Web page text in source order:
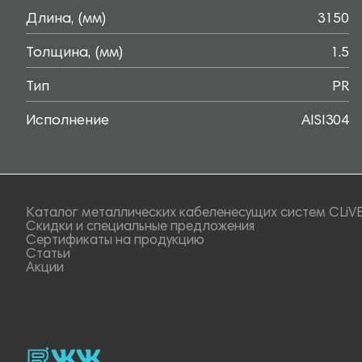
Длина, (мм) 3150
Толщина, (мм) 1.5
Тип PR
Исполнение AISI304
Каталог металлических кабеленесущих систем
Скидки и специальные предложения
Сертификаты на продукцию
Статьи
Акции
rutubevk_video.
Vk.